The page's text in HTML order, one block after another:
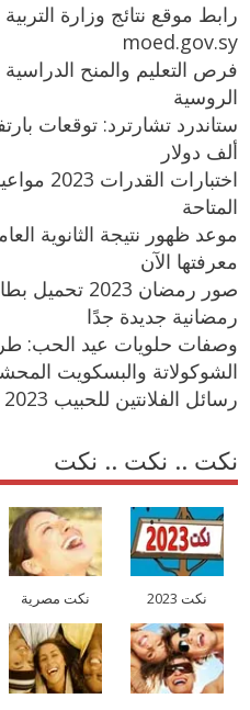
رابط موقع نتائج وزارة
moed.gov.sy
فرص التعليم والمنح
الروسية
ألف دولار
المتاحة
معرفتها الآن
صور رمضان
رمضانية جديدة جدًا
وصفات حلويات عيد الحب:
الشوكولاتة والبسكويت
رسائل الفلانتين للحبيب 2023 تهاني عيد حب سعيد للعشاق
نكت .. نكت .. نكت
نكت 2023 نكت مصرية